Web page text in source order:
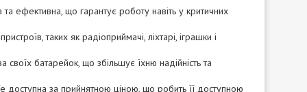
ефективна, що гарантує роботу навіть у критичних
таких як радіоприймачі, ліхтарі, іграшки і
своїх батарейок, що збільшує їхню надійність та
доступна за прийнятною ціною, що робить її доступною